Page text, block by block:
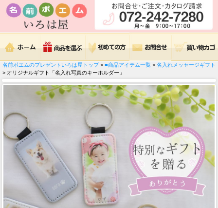
名前ポエムのプレゼントいろは屋トップ> ■商品アイテム一覧 > 名入れメッセージギフト
> オリジナルギフト「名入れ写真のキーホルダー」